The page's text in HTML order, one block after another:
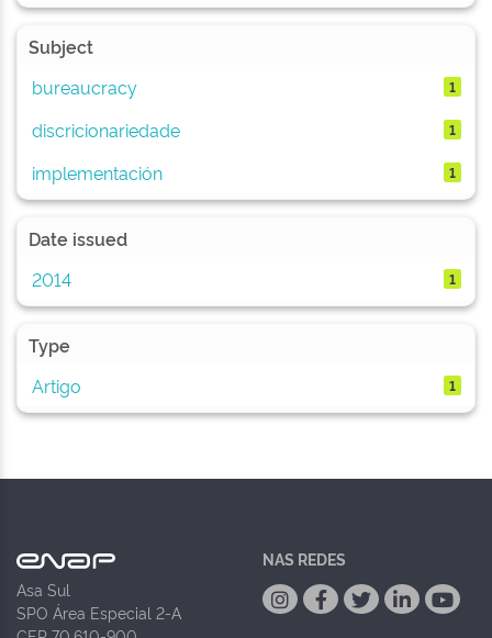
Subject
bureaucracy
1
discricionariedade 1
implementación 1
Date issued
2014
1
Type
Artigo
1
Asa Sul
SPO Área Especial 2-A
NAS REDES